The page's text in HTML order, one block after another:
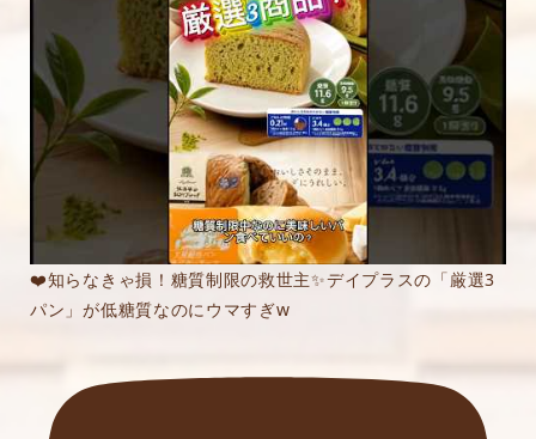
❤️知らなきゃ損！糖質制限の救世主✨デイプラスの「厳選3
パン」が低糖質なのにウマすぎw